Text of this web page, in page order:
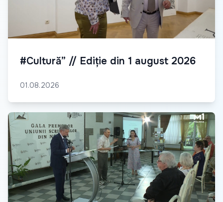
#Cultură” // Ediție din 1 august 2026
01.08.2026